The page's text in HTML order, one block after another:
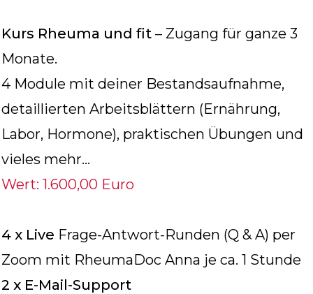
Kurs Rheuma und fit – Zugang für ganze 3
Monate.
4 Module mit deiner Bestandsaufnahme,
detaillierten Arbeitsblättern (Ernährung,
Labor, Hormone), praktischen Übungen und
vieles mehr…
Wert: 1.600,00 Euro
4 x Live Frage-Antwort-Runden (Q & A) per
Zoom mit RheumaDoc Anna je ca. 1 Stunde
2 x E-Mail-Support